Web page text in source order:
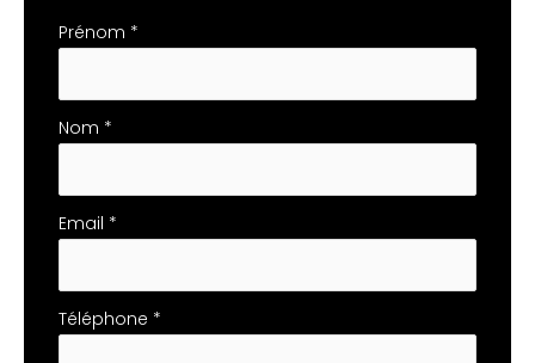
Formulaire
téléphone
Prénom *
Nom *
Email *
Téléphone *